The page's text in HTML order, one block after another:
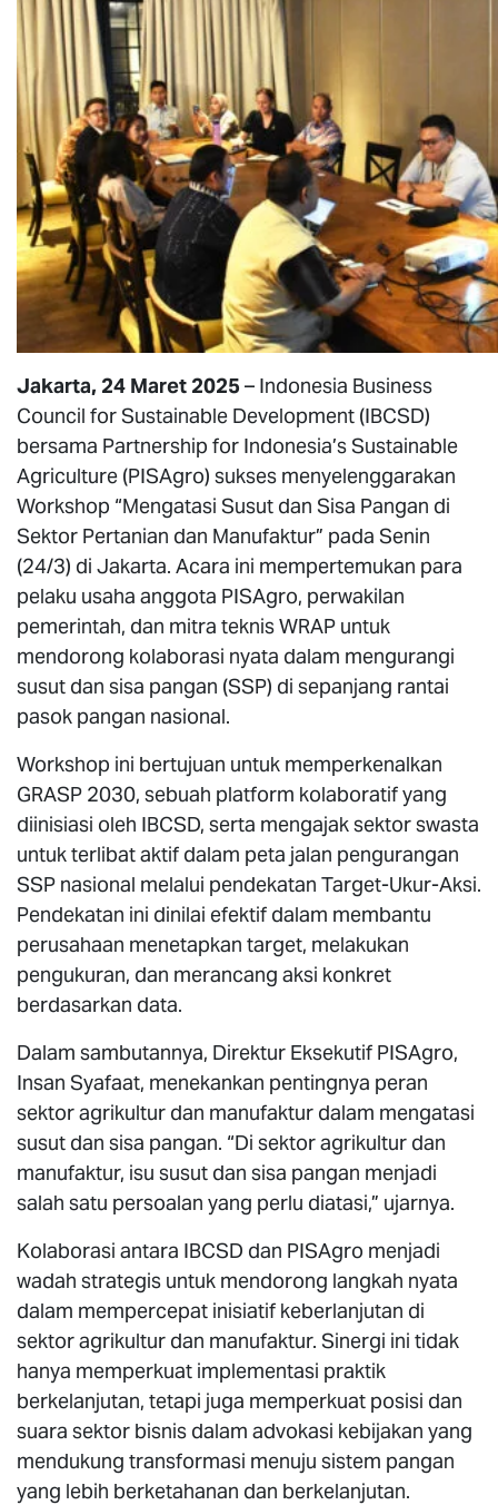
Jakarta, 24 Maret 2025 – Indonesia Business
Council for Sustainable Development (IBCSD)
bersama Partnership for Indonesia’s Sustainable
Agriculture (PISAgro) sukses menyelenggarakan
Workshop “Mengatasi Susut dan Sisa Pangan di
Sektor Pertanian dan Manufaktur” pada Senin
(24/3) di Jakarta. Acara ini mempertemukan para
pelaku usaha anggota PISAgro, perwakilan
pemerintah, dan mitra teknis WRAP untuk
mendorong kolaborasi nyata dalam mengurangi
susut dan sisa pangan (SSP) di sepanjang rantai
pasok pangan nasional.
Workshop ini bertujuan untuk memperkenalkan
GRASP 2030, sebuah platform kolaboratif yang
diinisiasi oleh IBCSD, serta mengajak sektor swasta
untuk terlibat aktif dalam peta jalan pengurangan
SSP nasional melalui pendekatan Target-Ukur-Aksi.
Pendekatan ini dinilai efektif dalam membantu
perusahaan menetapkan target, melakukan
pengukuran, dan merancang aksi konkret
berdasarkan data.
Dalam sambutannya, Direktur Eksekutif PISAgro,
Insan Syafaat, menekankan pentingnya peran
sektor agrikultur dan manufaktur dalam mengatasi
susut dan sisa pangan. “Di sektor agrikultur dan
manufaktur, isu susut dan sisa pangan menjadi
salah satu persoalan yang perlu diatasi,” ujarnya.
Kolaborasi antara IBCSD dan PISAgro menjadi
wadah strategis untuk mendorong langkah nyata
dalam mempercepat inisiatif keberlanjutan di
sektor agrikultur dan manufaktur. Sinergi ini tidak
hanya memperkuat implementasi praktik
berkelanjutan, tetapi juga memperkuat posisi dan
suara sektor bisnis dalam advokasi kebijakan yang
mendukung transformasi menuju sistem pangan
yang lebih berketahanan dan berkelanjutan.